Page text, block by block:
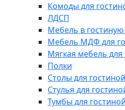
Комоды для
ЛДСП
Мебель в
Мебель МДФ для
Мягкая мебель для
Полки
Столы для гостиной
Стулья для
Тумбы для гостиной